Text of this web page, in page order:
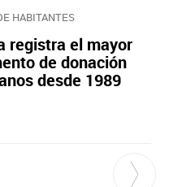
HABITANTES
registra el mayor
de donación
desde 1989